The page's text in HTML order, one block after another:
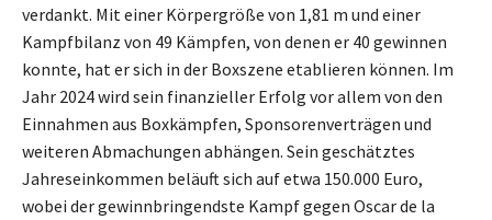
verdankt. Mit einer Körpergröße von 1,81 m und einer
Kampfbilanz von 49 Kämpfen, von denen er 40 gewinnen
konnte, hat er sich in der Boxszene etablieren können. Im
Jahr 2024 wird sein finanzieller Erfolg vor allem von den
Einnahmen aus Boxkämpfen, Sponsorenverträgen und
weiteren Abmachungen abhängen. Sein geschätztes
Jahreseinkommen beläuft sich auf etwa 150.000 Euro,
wobei der gewinnbringendste Kampf gegen Oscar de la